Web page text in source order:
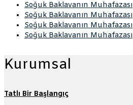
Soğuk Baklavanın Muhafazası
Soğuk Baklavanın Muhafazası
Soğuk Baklavanın Muhafazası
Soğuk Baklavanın Muhafazası
Kurumsal
Tatlı Bir Başlangıç